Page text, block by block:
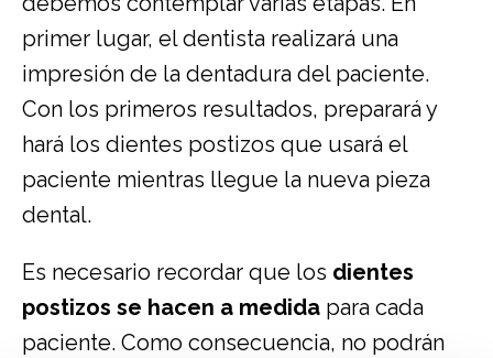
primer lugar, el dentista realizará una
impresión de la dentadura del paciente.
Con los primeros resultados, preparará y
hará los dientes postizos que usará el
paciente mientras llegue la nueva pieza
dental.
Es necesario recordar que los dientes
postizos se hacen a medida para cada
paciente. Como consecuencia, no podrán